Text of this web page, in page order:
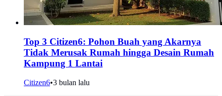
Top 3 Citizen6: Pohon Buah yang Akarnya
Tidak Merusak Rumah hingga Desain Rumah
Kampung 1 Lantai
Citizen6•3 bulan lalu